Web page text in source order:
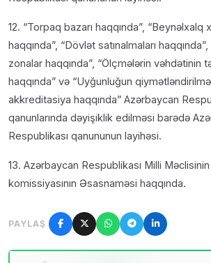
12. “Torpaq bazarı haqqında”, “Beynəlxalq
haqqında”, “Dövlət satınalmaları
zonalar haqqında”, “Ölçmələrin vəhdətinin
haqqında” və “Uyğunluğun
akkreditasiya haqqında” Azərbaycan
qanunlarında dəyişiklik edilməsi barədə
Respublikası qanununun layihəsi.
13. Azərbaycan Respublikası Milli
komissiyasının Əsasnaməsi haqqında.
PAYLAŞ